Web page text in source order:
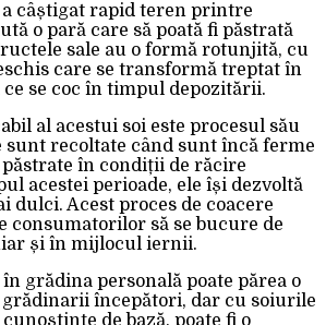
a câștigat rapid teren printre
o pară care să poată fi păstrată
sale au o formă rotunjită, cu
care se transformă treptat în
ce se coc în timpul depozitării.
al acestui soi este procesul său
sunt recoltate când sunt încă ferme
în condiții de răcire
acestei perioade, ele își dezvoltă
dulci. Acest proces de coacere
consumatorilor să se bucure de
și în mijlocul iernii.
grădina personală poate părea o
începători, dar cu soiurile
de bază, poate fi o